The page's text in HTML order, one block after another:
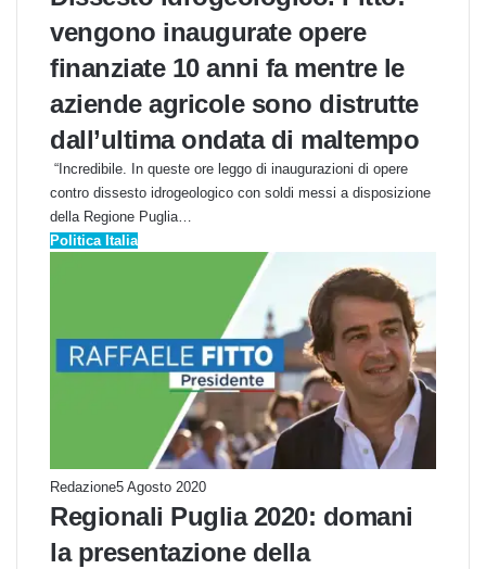
vengono inaugurate opere
finanziate 10 anni fa mentre le
aziende agricole sono distrutte
dall’ultima ondata di maltempo
“Incredibile. In queste ore leggo di inaugurazioni di opere
contro dissesto idrogeologico con soldi messi a disposizione
della Regione Puglia…
Politica Italia
Redazione5 Agosto 2020
Regionali Puglia 2020: domani
la presentazione della